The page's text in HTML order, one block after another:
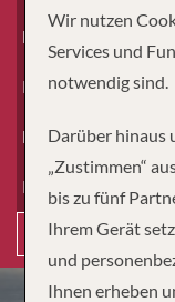
Erwachsene
Kinder
Dauer
Reiseart
Wir nutzen
Services und
notwendig sind.
Darüber hinaus
„Zustimmen“
bis zu fünf
Ihrem Gerät
und
Ihnen erheben